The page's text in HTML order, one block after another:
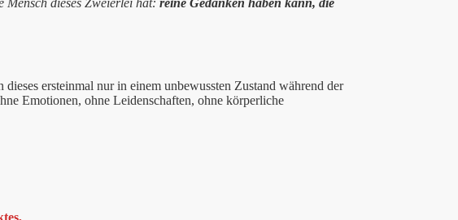
Mensch dieses Zweierlei hat: reine Gedanken haben kann, die
ersteinmal nur in einem unbewussten Zustand während der
Emotionen, ohne Leidenschaften, ohne körperliche